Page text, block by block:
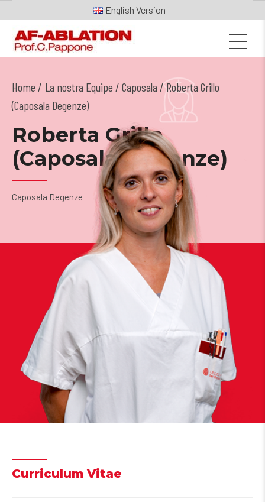
English
Home La nostra Equipe / Caposala / Roberta Grillo
(Caposala Degenze)
Roberta Grillo
(Caposala Degenze)
Caposala Degenze
Curriculum Vitae